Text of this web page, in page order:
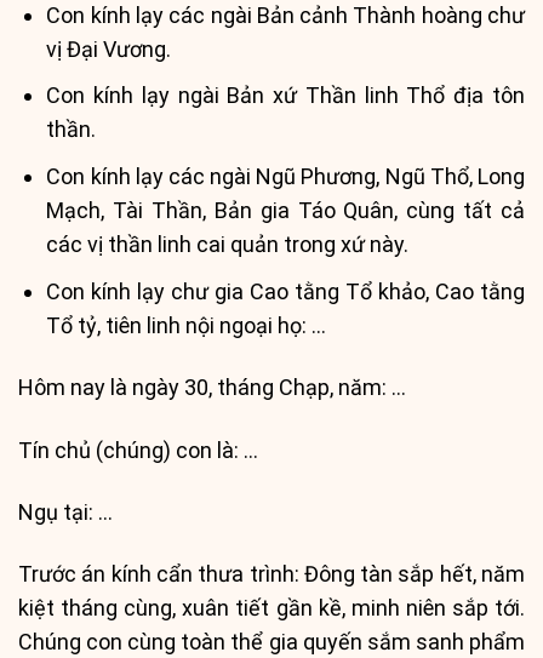
Con kính lạy các ngài Bản cảnh Thành hoàng chư
vị Đại Vương.
Con kính lạy ngài Bản xứ Thần linh Thổ địa tôn
thần.
Con kính lạy các ngài Ngũ Phương, Ngũ Thổ, Long
Mạch, Tài Thần, Bản gia Táo Quân, cùng tất cả
các vị thần linh cai quản trong xứ này.
Con kính lạy chư gia Cao tằng Tổ khảo, Cao tằng
Tổ tỷ, tiên linh nội ngoại họ: …
Hôm nay là ngày 30, tháng Chạp, năm: …
Tín chủ (chúng) con là: …
Ngụ tại: …
Trước án kính cẩn thưa trình: Đông tàn sắp hết, năm
kiệt tháng cùng, xuân tiết gần kề, minh niên sắp tới.
Chúng con cùng toàn thể gia quyến sắm sanh phẩm